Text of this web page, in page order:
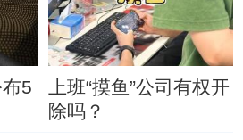
5
上班“摸鱼”公司有权开
除吗？